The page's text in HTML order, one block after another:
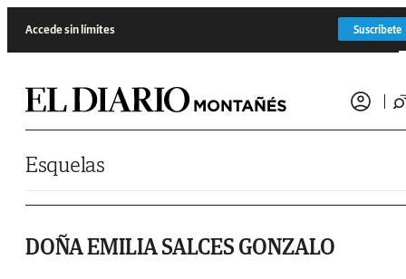
Accede sin límites Suscríbete
Esquelas
DOÑA EMILIA SALCES GONZALO